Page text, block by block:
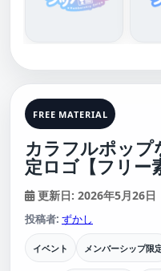
FREE MATERIAL
カラフルポッ
定ロゴ【フリー
更新日: 2026年5月26日
投稿者: ずかし
イベント メンバーシップ限